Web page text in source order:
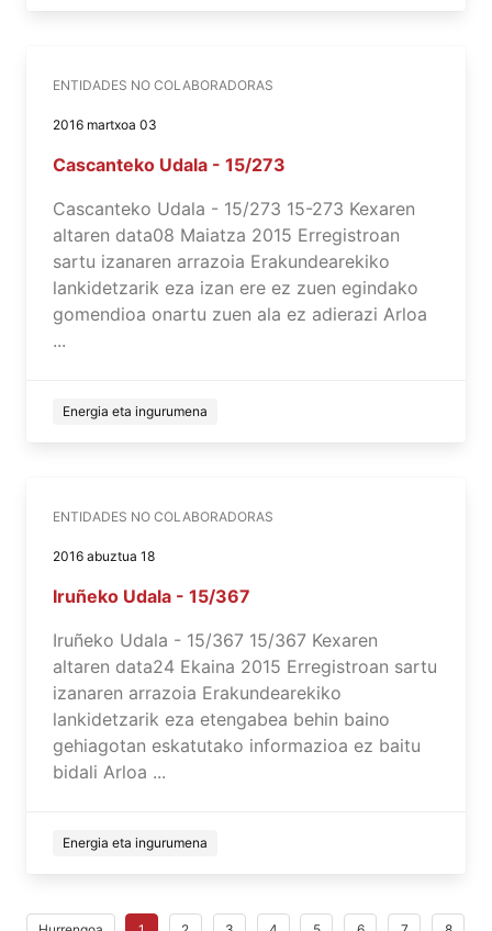
ENTIDADES NO COLABORADORAS
2016 martxoa 03
Cascanteko Udala - 15/273
Cascanteko Udala - 15/273 15-273 Kexaren
altaren data08 Maiatza 2015 Erregistroan
sartu izanaren arrazoia Erakundearekiko
lankidetzarik eza izan ere ez zuen egindako
gomendioa onartu zuen ala ez adierazi Arloa
...
Energia eta ingurumena
ENTIDADES NO COLABORADORAS
2016 abuztua 18
Iruñeko Udala - 15/367
Iruñeko Udala - 15/367 15/367 Kexaren
altaren data24 Ekaina 2015 Erregistroan sartu
izanaren arrazoia Erakundearekiko
lankidetzarik eza etengabea behin baino
gehiagotan eskatutako informazioa ez baitu
bidali Arloa ...
Energia eta ingurumena